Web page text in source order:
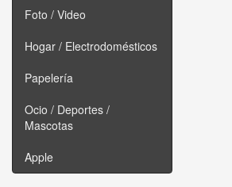
Foto / Video
Hogar / Electrodomésticos
Papelería
Ocio / Deportes /
Mascotas
Apple